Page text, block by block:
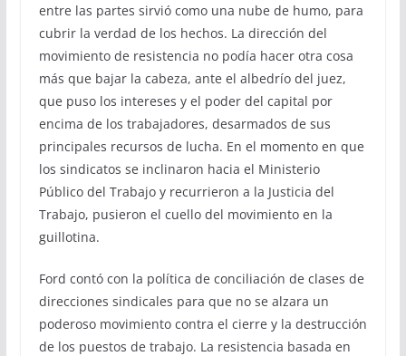
entre las partes sirvió como una nube de humo, para
cubrir la verdad de los hechos. La dirección del
movimiento de resistencia no podía hacer otra cosa
más que bajar la cabeza, ante el albedrío del juez,
que puso los intereses y el poder del capital por
encima de los trabajadores, desarmados de sus
principales recursos de lucha. En el momento en que
los sindicatos se inclinaron hacia el Ministerio
Público del Trabajo y recurrieron a la Justicia del
Trabajo, pusieron el cuello del movimiento en la
guillotina.
Ford contó con la política de conciliación de clases de
direcciones sindicales para que no se alzara un
poderoso movimiento contra el cierre y la destrucción
de los puestos de trabajo. La resistencia basada en